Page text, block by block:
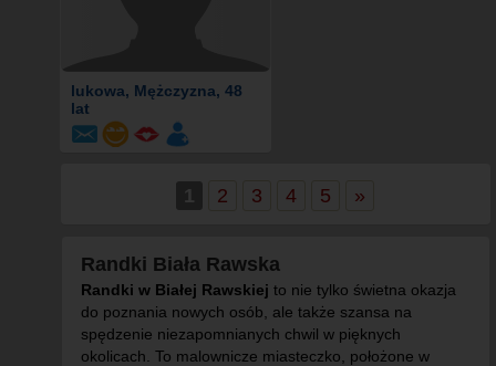
lukowa, Mężczyzna, 48
lat
1 2 3 4 5 »
Randki Biała Rawska
Randki w Białej Rawskiej to nie tylko świetna okazja
do poznania nowych osób, ale także szansa na
spędzenie niezapomnianych chwil w pięknych
okolicach. To malownicze miasteczko, położone w